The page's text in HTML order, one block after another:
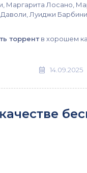
Маргарита Лосано,
Луиджи Барбини
торрент в хорошем
14.09.2025